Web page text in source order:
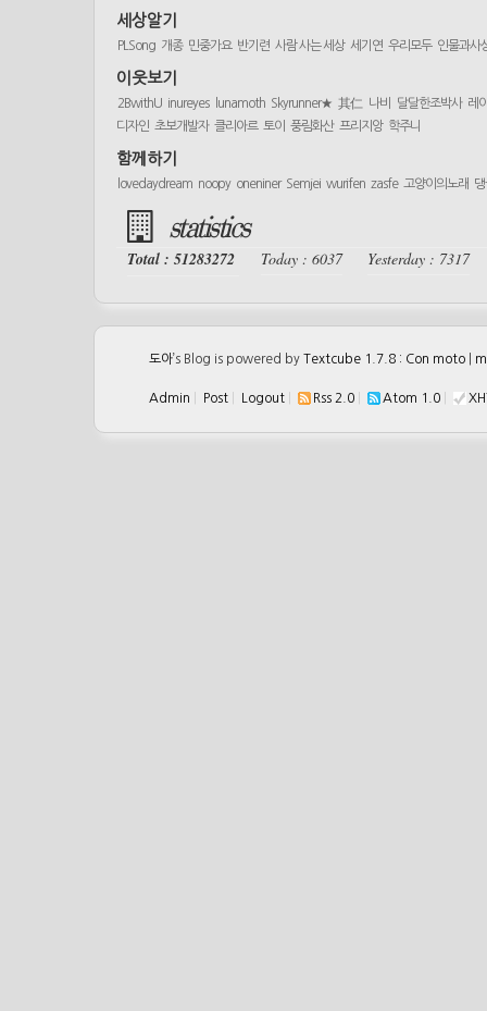
세상알기
PLSong 개종 민중가요 반기련 사람 사는 세상 세기연 우리모두 인물과사
이웃보기
2BwithU inureyes lunamoth Skyrunner★ 其仁 나비 달달한조박사 레
디자인 초보개발자 클리아르 토이 풍림화산 프리지앙 학주니
함께하기
lovedaydream noopy oneniner Semjei wurifen zasfe 고양이의노래
statistics
Total : 51283272 Today : 6037 Yesterday : 7317
도아’s Blog is powered by Textcube 1.7.8 : Con moto
Admin Post Logout Rss 2.0 Atom 1.0